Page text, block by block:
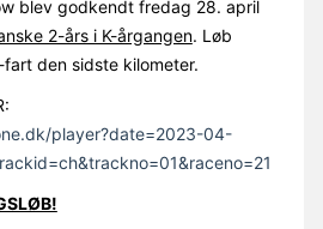
blev godkendt fredag 28. april
2-års i K-årgangen. Løb
fart den sidste kilometer.
player?date=2023-04-